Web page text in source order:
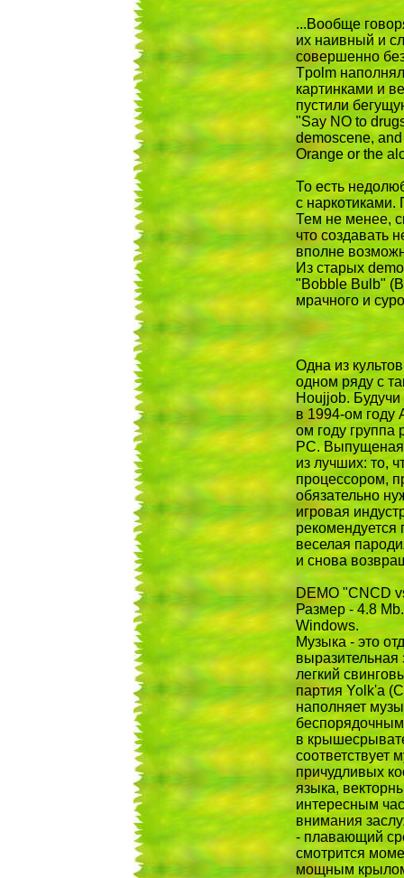
...Вообще
их наивный и
совершенно
Tpolm
картинками и
пустили
"Say NO to
demoscene,
Orange or the
То есть
с наркотиками.
Тем не менее,
что создавать
вполне
Из старых
"Bobble Bulb"
мрачного и
Одна из
одном ряду с
Houjjob.
в 1994-ом году
ом году
PC. Выпущеная
из лучших: то,
процессором,
обязательно
игровая
рекомендуется
веселая
и снова
DEMO "CNCD
Размер - 4.8
Windows.
Музыка - это
выразительная
легкий
партия Yolk'a
наполняет
в
соответствует
причудливых
языка,
интересным
внимания
- плавающий
смотрится
мощным